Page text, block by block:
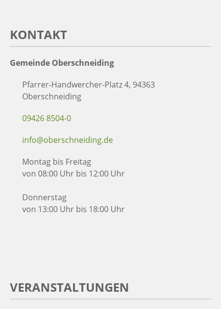
KONTAKT
Gemeinde Oberschneiding
Pfarrer-Handwercher-Platz 4, 94363
Oberschneiding
09426 8504-0
info@oberschneiding.de
Montag bis Freitag
von 08:00 Uhr bis 12:00 Uhr
Donnerstag
von 13:00 Uhr bis 18:00 Uhr
VERANSTALTUNGEN